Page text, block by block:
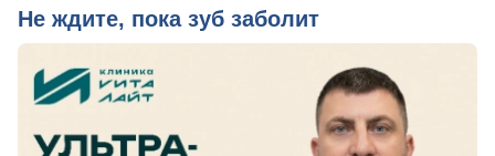
Не ждите, пока зуб заболит